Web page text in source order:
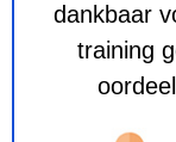
dankbaar
training